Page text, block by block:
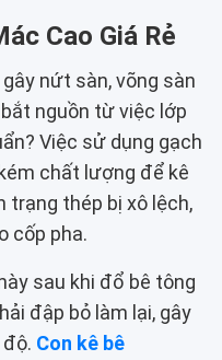
Cao Giá Rẻ
nứt sàn, võng sàn
nguồn từ việc lớp
Việc sử dụng gạch
chất lượng để kê
trạng thép bị xô lệch,
cốp pha.
sau khi đổ bê tông
đập bỏ làm lại, gây
Con kê bê